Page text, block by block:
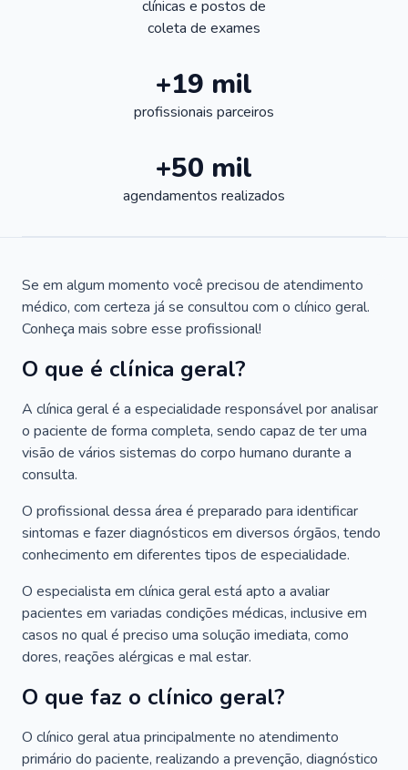
clínicas e postos de
coleta de exames
+19 mil
profissionais parceiros
+50 mil
agendamentos realizados
Se em algum momento você precisou de atendimento
médico, com certeza já se consultou com o clínico geral.
Conheça mais sobre esse profissional!
O que é clínica geral?
A clínica geral é a especialidade responsável por analisar
o paciente de forma completa, sendo capaz de ter uma
visão de vários sistemas do corpo humano durante a
consulta.
O profissional dessa área é preparado para identificar
sintomas e fazer diagnósticos em diversos órgãos, tendo
conhecimento em diferentes tipos de especialidade.
O especialista em clínica geral está apto a avaliar
pacientes em variadas condições médicas, inclusive em
casos no qual é preciso uma solução imediata, como
dores, reações alérgicas e mal estar.
O que faz o clínico geral?
O clínico geral atua principalmente no atendimento
primário do paciente, realizando a prevenção, diagnóstico